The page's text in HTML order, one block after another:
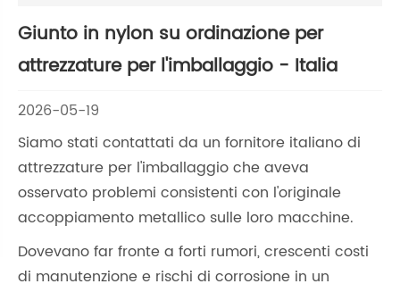
Giunto in nylon su ordinazione per
attrezzature per l'imballaggio - Italia
2026-05-19
Siamo stati contattati da un fornitore italiano di
attrezzature per l'imballaggio che aveva
osservato problemi consistenti con l'originale
accoppiamento metallico sulle loro macchine.
Dovevano far fronte a forti rumori, crescenti costi
di manutenzione e rischi di corrosione in un